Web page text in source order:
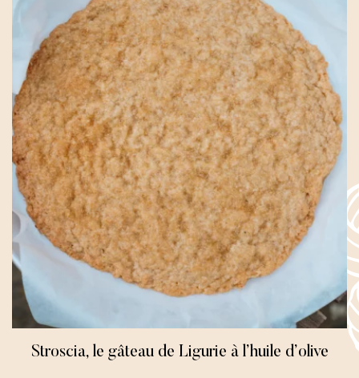
Toute l'année
Stroscia, le gâteau de Ligurie à l’huile d’olive